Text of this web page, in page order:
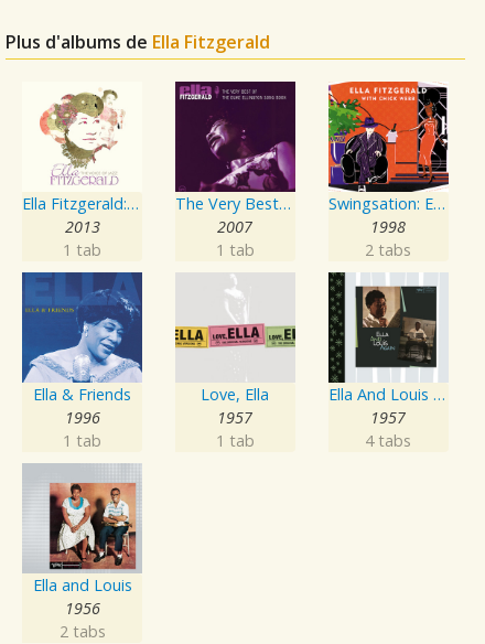
Plus d'albums de Ella Fitzgerald
Ella Fitzgerald: The Voice Of Jazz
2013
1 tab
The Very Best Of The Duke Ellington Songbook
2007
1 tab
Swingsation: Ella Fitzgerald With Chick Webb
1998
2 tabs
Ella & Friends
1996
1 tab
Love, Ella
1957
1 tab
Ella And Louis Again
1957
4 tabs
Ella and Louis
1956
2 tabs